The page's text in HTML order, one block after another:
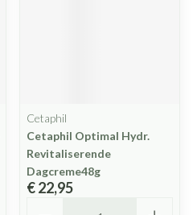
Cetaphil
Cetaphil Optimal Hydr.
Revitaliserende
Dagcreme48g
€ 22,95